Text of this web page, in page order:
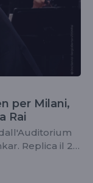
per Milani,
Rai
dall'Auditorium
Replica il 27